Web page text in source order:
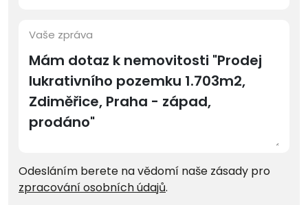
Vaše zpráva
Odesláním berete na vědomí naše zásady pro
zpracování osobních údajů.